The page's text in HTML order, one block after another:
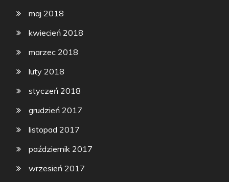
maj 2018
kwiecień 2018
marzec 2018
luty 2018
styczeń 2018
grudzień 2017
listopad 2017
październik 2017
wrzesień 2017